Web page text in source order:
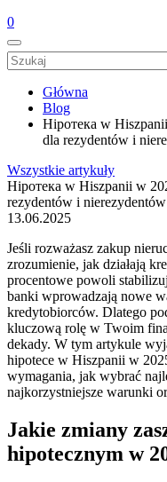
0
Główna
Blog
Hipотека w
dla rezydentów i
Wszystkie artykuły
Hipотека w Hiszpanii w
rezydentów i nierezydentów
13.06.2025
Jeśli rozważasz zakup
zrozumienie, jak działają
procentowe powoli
banki wprowadzają nowe
kredytobiorców. Dlatego
kluczową rolę w Twoim
dekady. W tym artykule
hipotece w Hiszpanii w
wymagania, jak wybrać
najkorzystniejsze warunki
Jakie zmiany
hipotecznym w